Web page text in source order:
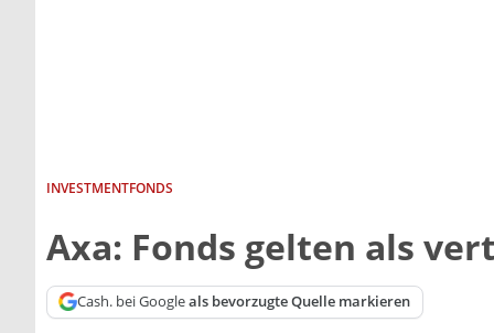
INVESTMENTFONDS
Axa: Fonds gelten als
Cash. bei Googleals bevorzugte Quelle markieren